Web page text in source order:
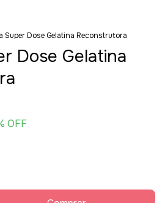
Super Dose Gelatina Reconstrutora
Dose Gelatina
OFF